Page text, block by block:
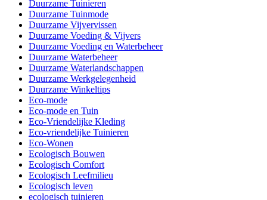
Duurzame Tuinieren
Duurzame Tuinmode
Duurzame Vijvervissen
Duurzame Voeding & Vijvers
Duurzame Voeding en Waterbeheer
Duurzame Waterbeheer
Duurzame Waterlandschappen
Duurzame Werkgelegenheid
Duurzame Winkeltips
Eco-mode
Eco-mode en Tuin
Eco-Vriendelijke Kleding
Eco-vriendelijke Tuinieren
Eco-Wonen
Ecologisch Bouwen
Ecologisch Comfort
Ecologisch Leefmilieu
Ecologisch leven
ecologisch tuinieren